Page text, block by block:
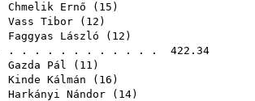
Chmelik Ernő ( 15 )
Vass Tibor ( 12 )
Faggyas László ( 12 )
. . . . . . . . . . . . 422.34
Gazda Pál ( 11 )
Kinde Kálmán ( 16 )
Harkányi Nándor ( 14)